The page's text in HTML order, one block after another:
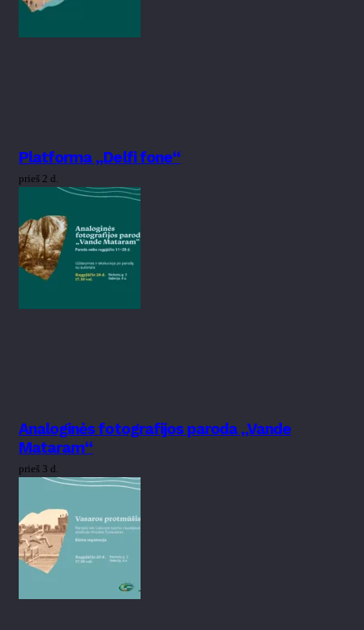
Platforma „Delfi fone“
prieš 2 d.
Analoginės fotografijos paroda „Vande
Mataram“
prieš 3 d.